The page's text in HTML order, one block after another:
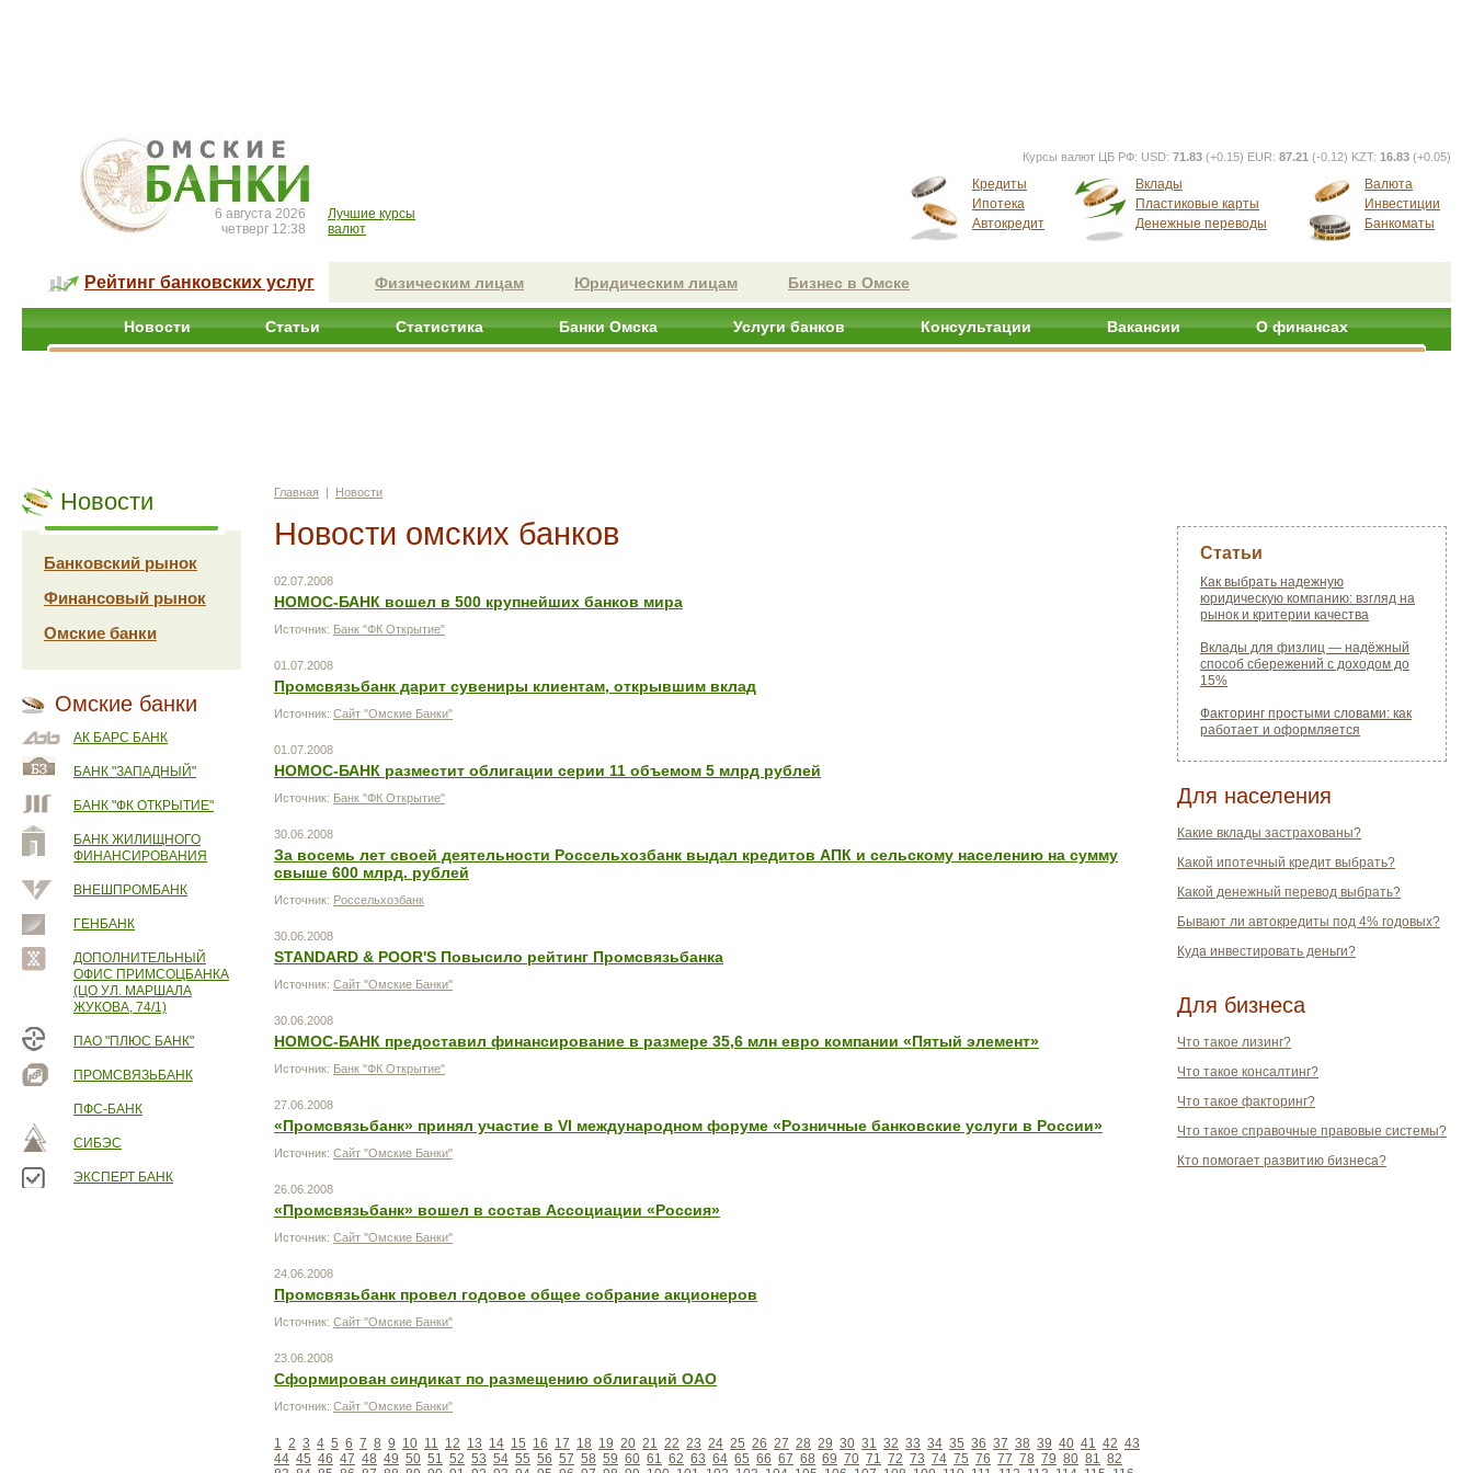
6 августа 2026
четверг 12:38
Лучшие курсы
валют
Курсы валют ЦБ РФ: USD: 71.83 (+0.15) EUR: 87.21 (-0.12) KZT: 16.83 (+0.05)
Кредиты
Ипотека
Автокредит
Вклады
Пластиковые карты
Денежные переводы
Валюта
Инвестиции
Банкоматы
Рейтинг банковских услуг Физическим лицам Юридическим лицам Бизнес в Омске
Новости Статьи Статистика Банки Омска Услуги банков Консультации Вакансии О финансах
Новости
Банковский рынок
Финансовый рынок
Омские банки
Омские банки
АК БАРС БАНК
БАНК "ЗАПАДНЫЙ"
БАНК "ФК ОТКРЫТИЕ"
БАНК ЖИЛИЩНОГО
ФИНАНСИРОВАНИЯ
ВНЕШПРОМБАНК
ГЕНБАНК
ДОПОЛНИТЕЛЬНЫЙ
ОФИС ПРИМСОЦБАНКА
(ЦО УЛ. МАРШАЛА
ЖУКОВА, 74/1)
ПАО "ПЛЮС БАНК"
ПРОМСВЯЗЬБАНК
ПФС-БАНК
СИБЭС
ЭКСПЕРТ БАНК
Главная | Новости
Новости омских банков
02.07.2008
НОМОС-БАНК вошел в 500 крупнейших банков мира
Источник: Банк "ФК Открытие"
01.07.2008
Промсвязьбанк дарит сувениры клиентам, открывшим вклад
Источник: Сайт "Омские Банки"
01.07.2008
НОМОС-БАНК разместит облигации серии 11 объемом 5 млрд рублей
Источник: Банк "ФК Открытие"
30.06.2008
За восемь лет своей деятельности Россельхозбанк выдал кредитов АПК и сельскому населению на сумму
свыше 600 млрд. рублей
Источник: Россельхозбанк
30.06.2008
STANDARD & POOR'S Повысило рейтинг Промсвязьбанка
Источник: Сайт "Омские Банки"
30.06.2008
НОМОС-БАНК предоставил финансирование в размере 35,6 млн евро компании «Пятый элемент»
Источник: Банк "ФК Открытие"
27.06.2008
«Промсвязьбанк» принял участие в VI международном форуме «Розничные банковские услуги в России»
Источник: Сайт "Омские Банки"
26.06.2008
«Промсвязьбанк» вошел в состав Ассоциации «Россия»
Источник: Сайт "Омские Банки"
24.06.2008
Промсвязьбанк провел годовое общее собрание акционеров
Источник: Сайт "Омские Банки"
23.06.2008
Сформирован синдикат по размещению облигаций ОАО
Источник: Сайт "Омские Банки"
1 2 3 4 5 6 7 8 9 10 11 12 13 14 15 16 17 18 19 20 21 22 23 24 25 26 27 28 29 30 31 32 33 34 35 36 37 38 39 40 41 42 43
44 45 46 47 48 49 50 51 52 53 54 55 56 57 58 59 60 61 62 63 64 65 66 67 68 69 70 71 72 73 74 75 76 77 78 79 80 81 82
Статьи
Как выбрать надежную
юридическую компанию: взгляд на
рынок и критерии качества
Вклады для физлиц — надёжный
способ сбережений с доходом до
15%
Факторинг простыми словами: как
работает и оформляется
Для населения
Какие вклады застрахованы?
Какой ипотечный кредит выбрать?
Какой денежный перевод выбрать?
Бывают ли автокредиты под 4% годовых?
Куда инвестировать деньги?
Для бизнеса
Что такое лизинг?
Что такое консалтинг?
Что такое факторинг?
Что такое справочные правовые системы?
Кто помогает развитию бизнеса?